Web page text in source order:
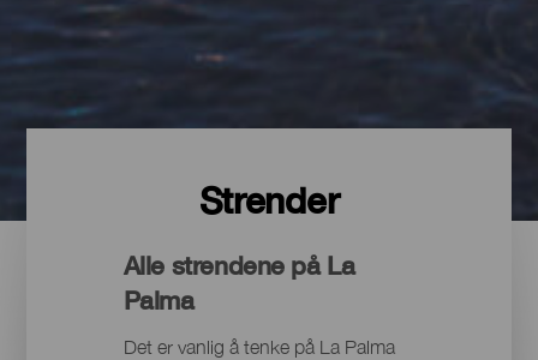
Strender
Alle strendene på La
Palma
Det er vanlig å tenke på La Palma